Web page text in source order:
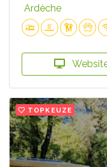
Ardèche
TOPKEUZE